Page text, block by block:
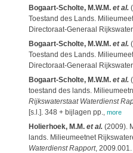
Bogaart-Scholte, M.W.M. et al.
Toestand des Lands.
Directoraat-Generaal
Bogaart-Scholte, M.W.M. et al.
Toestand des Lands.
Directoraat-Generaal
Bogaart-Scholte, M.W.M. et al.
toestand des lands.
Rijkswaterstaat Waterdienst
[s.l.]. 348 + bijlagen pp. more
Holierhoek, M.M. et al.(2009).
lands. Milieumeetnet
Waterdienst Rapport,